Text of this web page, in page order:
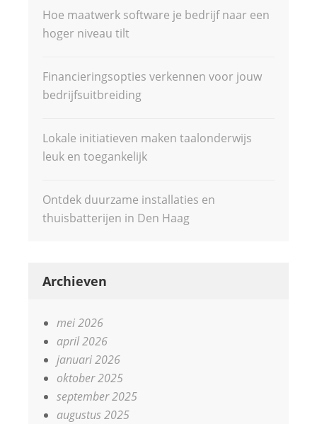
Hoe maatwerk software je bedrijf naar een
hoger niveau tilt
Financieringsopties verkennen voor jouw
bedrijfsuitbreiding
Lokale initiatieven maken taalonderwijs
leuk en toegankelijk
Ontdek duurzame installaties en
thuisbatterijen in Den Haag
Archieven
mei 2026
april 2026
januari 2026
oktober 2025
september 2025
augustus 2025